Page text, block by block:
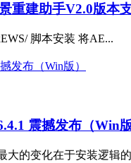
重建助手V2.0版本
脚本安装 将AE...
震撼发布（Win版
大的变化在于安装逻辑